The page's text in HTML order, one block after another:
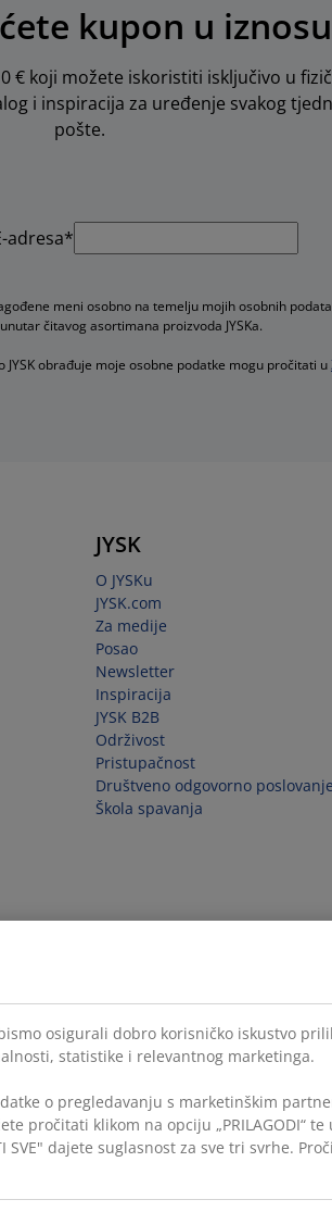
kupon u
koji možete iskoristiti isključivo u
i inspiracija za uređenje svakog
pošte.
adresa*
meni osobno na temelju mojih osobnih
čitavog asortimana proizvoda JYSKa.
JYSK obrađuje moje osobne podatke mogu pročitati u
JYSK
O JYSKu
JYSK.com
Za medije
Posao
Newsletter
Inspiracija
JYSK B2B
Održivost
Pristupačnost
Društveno odgovorno poslovanje
Škola spavanja
osigurali dobro korisničko iskustvo
statistike i relevantnog marketinga.
o pregledavanju s marketinškim
pročitati klikom na opciju „PRILAGODI“
dajete suglasnost za sve tri svrhe.